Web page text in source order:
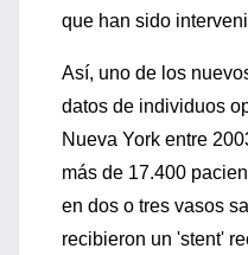
que han sido
Así, uno de los
datos de individuos
Nueva York entre
más de 17.400
en dos o tres vasos
recibieron un 'stent'